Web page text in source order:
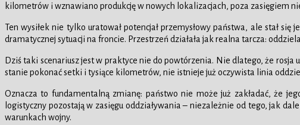
kilometrów i wznawiano produkcję w nowych lokalizacjach, poza zasięgiem
Ten wysiłek nie tylko uratował potencjał przemysłowy państwa, ale stał
dramatycznej sytuacji na froncie. Przestrzeń działała jak realna tarcza:
Dziś taki scenariusz jest w praktyce nie do powtórzenia. Nie dlatego, że rosja
stanie pokonać setki i tysiące kilometrów, nie istnieje już oczywista linia
Oznacza to fundamentalną zmianę: państwo nie może już zakładać, że
logistyczny pozostają w zasięgu oddziaływania – niezależnie od tego, jak
warunkach wojny.